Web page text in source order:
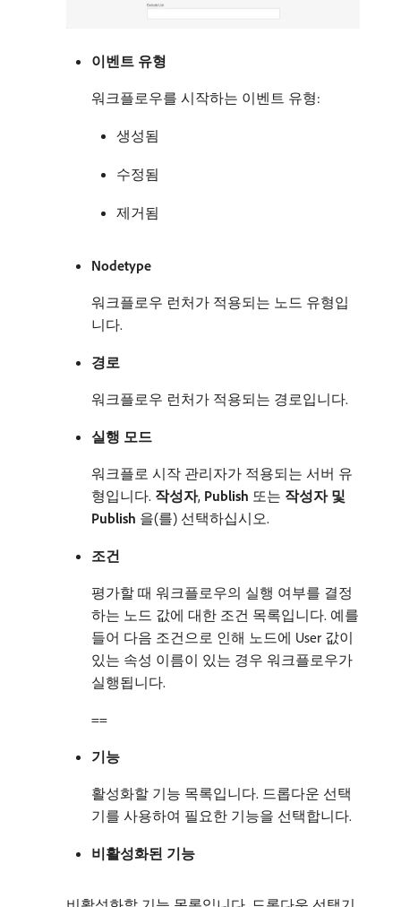
이벤트 유형
워크플로우를 시작하는 이벤트 유형:
생성됨
수정됨
제거됨
Nodetype
워크플로우 런처가 적용되는 노드 유형입
니다.
경로
워크플로우 런처가 적용되는 경로입니다.
실행 모드
워크플로 시작 관리자가 적용되는 서버 유
형입니다. 작성자, Publish 또는 작성자 및
Publish ​을(를) 선택하십시오.
조건
평가할 때 워크플로우의 실행 여부를 결정
하는 노드 값에 대한 조건 목록입니다. 예를
들어 다음 조건으로 인해 노드에 User 값이
있는 속성 이름이 있는 경우 워크플로우가
실행됩니다.
==
기능
활성화할 기능 목록입니다. 드롭다운 선택
기를 사용하여 필요한 기능을 선택합니다.
비활성화된 기능